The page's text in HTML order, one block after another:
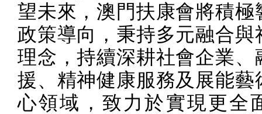
望未來，澳門扶康會將積極
政策導向，秉持多元融合與
理念，持續深耕社會企業、
援、精神健康服務及展能藝
心領域，致力於實現更全